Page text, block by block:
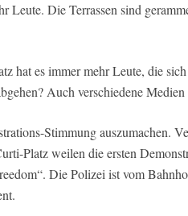
Leute. Die Terrassen sind
hat es immer mehr Leute, die sich
Auch verschiedene
Stimmung auszumachen.
Platz weilen die ersten
Die Polizei ist vom